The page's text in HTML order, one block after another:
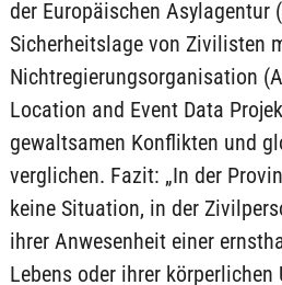
der Europäischen Asylagentur
Sicherheitslage von Zivilisten
Nichtregierungsorganisation
Location and Event Data
gewaltsamen Konflikten und
verglichen. Fazit: „In der
keine Situation, in der
ihrer Anwesenheit einer
Lebens oder ihrer körperlichen